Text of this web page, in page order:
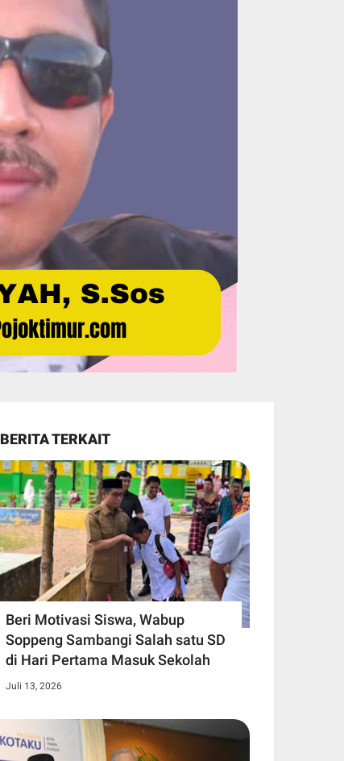
BERITA TERKAIT
Beri Motivasi Siswa, Wabup
Soppeng Sambangi Salah satu SD
di Hari Pertama Masuk Sekolah
Juli 13, 2026